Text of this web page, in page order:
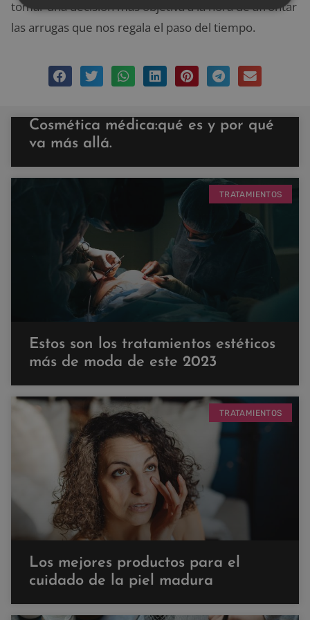
tomar una decisión más objetiva a la hora de afrontar
las arrugas que nos regala el paso del tiempo.
Cosmética médica:qué es y por qué
va más allá.
TRATAMIENTOS
Estos son los tratamientos estéticos
más de moda de este 2023
TRATAMIENTOS
Los mejores productos para el
cuidado de la piel madura